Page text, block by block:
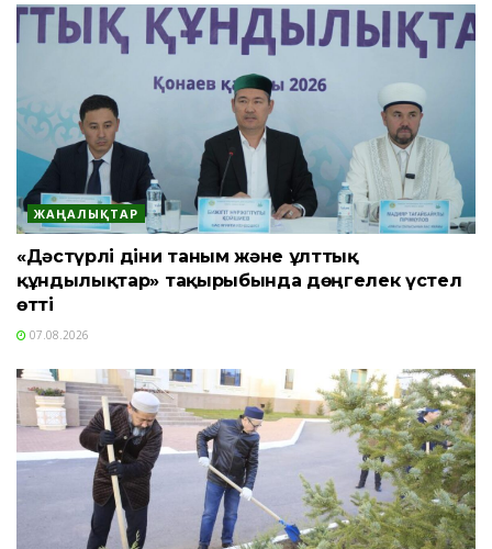
ЖАҢАЛЫҚТАР
«Дәстүрлі діни таным және ұлттық
құндылықтар» тақырыбында дөңгелек үстел
өтті
07.08.2026